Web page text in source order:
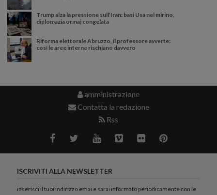
Trump alza la pressione sull’Iran: basi Usa nel mirino,
diplomazia ormai congelata
Riforma elettorale Abruzzo, il professore avverte:
così le aree interne rischiano davvero
amministrazione
Contatta la redazione
Rss
ISCRIVITI ALLA NEWSLETTER
inserisci il tuoi indirizzo emai e sarai informato periodicamente con le